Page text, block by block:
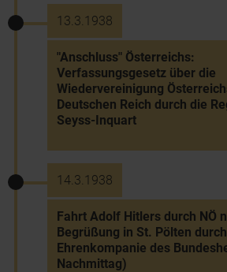
13.3.1938
"Anschluss" Österreichs:
Verfassungsgesetz über die
Wiedervereinigung
Deutschen Reich durch die
Seyss-Inquart
14.3.1938
Fahrt Adolf Hitlers durch NÖ
Begrüßung in St. Pölten
Ehrenkompanie des
Nachmittag)